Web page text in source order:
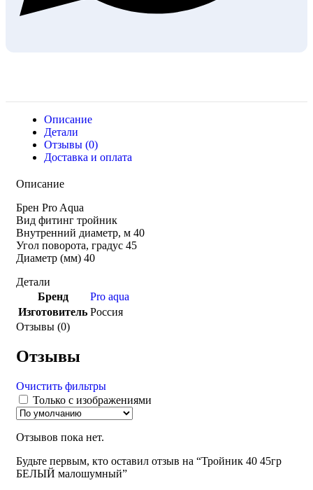
Описание
Детали
Отзывы (0)
Доставка и оплата
Описание
Брен Pro Aqua
Вид фитинг тройник
Внутренний диаметр, м 40
Угол поворота, градус 45
Диаметр (мм) 40
Детали
Бренд
Pro aqua
Изготовитель Россия
Отзывы (0)
Отзывы
Очистить фильтры
Только с изображениями
Отзывов пока нет.
Будьте первым, кто оставил отзыв на “Тройник 40 45гр
БЕЛЫЙ малошумный”